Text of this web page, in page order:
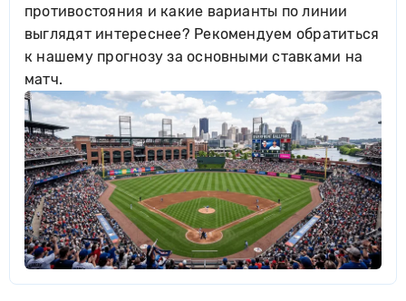
противостояния и какие варианты по линии
выглядят интереснее? Рекомендуем обратиться
к нашему прогнозу за основными ставками на
матч.